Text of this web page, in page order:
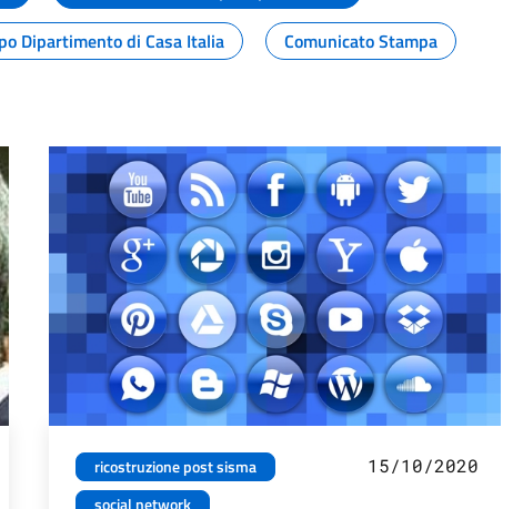
Dipartimento di Casa Italia
Comunicato Stampa
ricostruzione post sisma
15/10/2020